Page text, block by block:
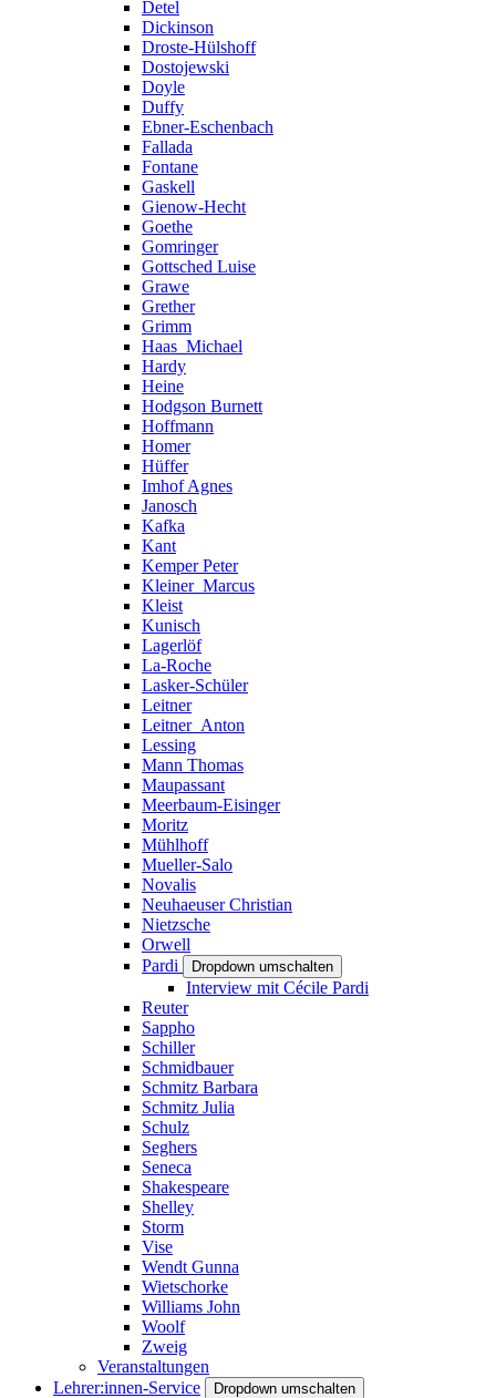
Detel
Dickinson
Droste-Hülshoff
Dostojewski
Doyle
Duffy
Ebner-Eschenbach
Fallada
Fontane
Gaskell
Gienow-Hecht
Goethe
Gomringer
Gottsched Luise
Grawe
Grether
Grimm
Haas_Michael
Hardy
Heine
Hodgson Burnett
Hoffmann
Homer
Hüffer
Imhof Agnes
Janosch
Kafka
Kant
Kemper Peter
Kleiner_Marcus
Kleist
Kunisch
Lagerlöf
La-Roche
Lasker-Schüler
Leitner
Leitner_Anton
Lessing
Mann Thomas
Maupassant
Meerbaum-Eisinger
Moritz
Mühlhoff
Mueller-Salo
Novalis
Neuhaeuser Christian
Nietzsche
Orwell
Pardi
Dropdown umschalten
Interview mit Cécile Pardi
Reuter
Sappho
Schiller
Schmidbauer
Schmitz Barbara
Schmitz Julia
Schulz
Seghers
Seneca
Shakespeare
Shelley
Storm
Vise
Wendt Gunna
Wietschorke
Williams John
Woolf
Zweig
Veranstaltungen
Lehrer:innen-Service
Dropdown umschalten